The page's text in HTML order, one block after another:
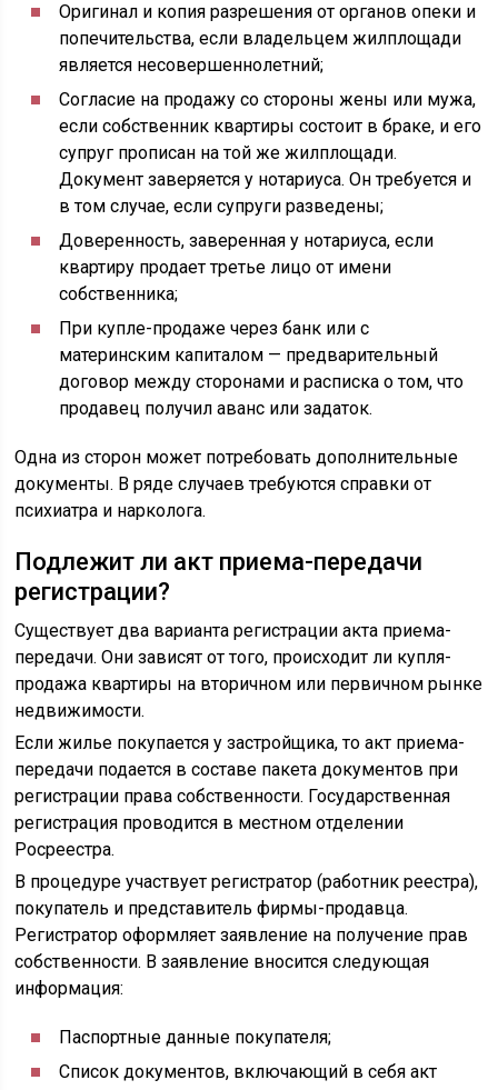
Оригинал и копия разрешения от органов опеки и
попечительства, если владельцем жилплощади
является несовершеннолетний;
Согласие на продажу со стороны жены или мужа,
если собственник квартиры состоит в браке, и его
супруг прописан на той же жилплощади.
Документ заверяется у нотариуса. Он требуется и
в том случае, если супруги разведены;
Доверенность, заверенная у нотариуса, если
квартиру продает третье лицо от имени
собственника;
При купле-продаже через банк или с
материнским капиталом — предварительный
договор между сторонами и расписка о том, что
продавец получил аванс или задаток.
Одна из сторон может потребовать дополнительные
документы. В ряде случаев требуются справки от
психиатра и нарколога.
Подлежит ли акт приема-передачи
регистрации?
Существует два варианта регистрации акта приема-
передачи. Они зависят от того, происходит ли купля-
продажа квартиры на вторичном или первичном рынке
недвижимости.
Если жилье покупается у застройщика, то акт приема-
передачи подается в составе пакета документов при
регистрации права собственности. Государственная
регистрация проводится в местном отделении
Росреестра.
В процедуре участвует регистратор (работник реестра),
покупатель и представитель фирмы-продавца.
Регистратор оформляет заявление на получение прав
собственности. В заявление вносится следующая
информация:
Паспортные данные покупателя;
Список документов, включающий в себя акт